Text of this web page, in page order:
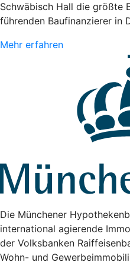
Schwäbisch Hall die größte
führenden Baufinanzierer in
Mehr erfahren
Die Münchener
international agierende
der Volksbanken
Wohn- und